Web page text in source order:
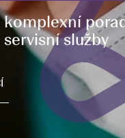
komplexní
služby